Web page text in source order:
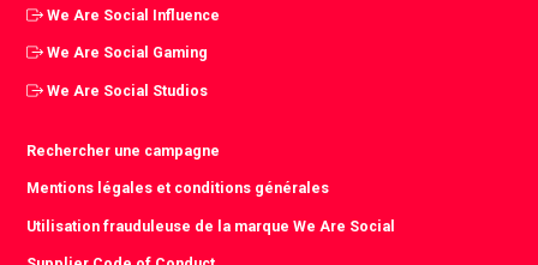
We Are Social Influence
We Are Social Gaming
We Are Social Studios
Rechercher une campagne
Mentions légales et conditions générales
Utilisation frauduleuse de la marque We Are Social